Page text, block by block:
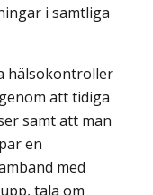
i samtliga
hälsokontroller
att tidiga
samt att man
en
med
tala om